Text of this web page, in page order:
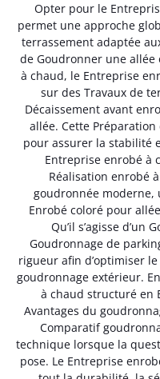
Opter pour le
permet une approche
terrassement adaptée
de Goudronner une allée
à chaud, le Entreprise
sur des Travaux de
Décaissement avant
allée. Cette
pour assurer la stabilité
Entreprise enrobé à
Réalisation enrobé
goudronnée moderne,
Enrobé coloré pour
Qu’il s’agisse d’un
Goudronnage de
rigueur afin d’optimiser
goudronnage extérieur.
à chaud structuré en
Avantages du
Comparatif
technique lorsque la
pose. Le Entreprise